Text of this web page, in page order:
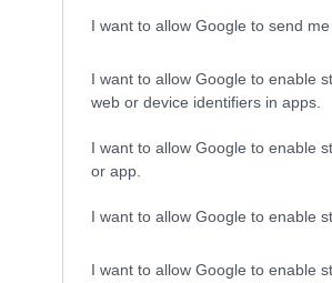
I want to allow Google to send
I want to allow Google to enable
web or device identifiers in apps.
I want to allow Google to enable
or app.
I want to allow Google to enable
I want to allow Google to enable